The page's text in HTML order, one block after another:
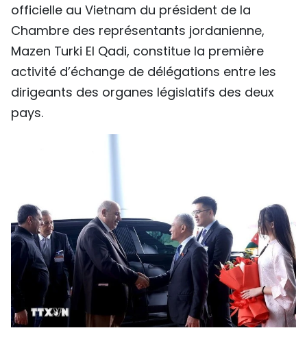
中文
РУССКИЙ
ESPAÑOL
officielle au Vietnam du président de la
Chambre des représentants jordanienne,
Mazen Turki El Qadi, constitue la première
activité d’échange de délégations entre les
dirigeants des organes législatifs des deux
pays.